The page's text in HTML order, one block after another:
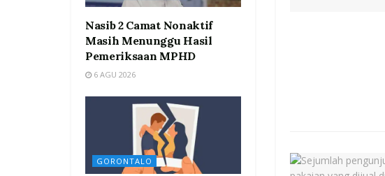
Nasib 2 Camat Nonaktif
Masih Menunggu Hasil
Pemeriksaan MPHD
6 AGU 2026
GORONTALO